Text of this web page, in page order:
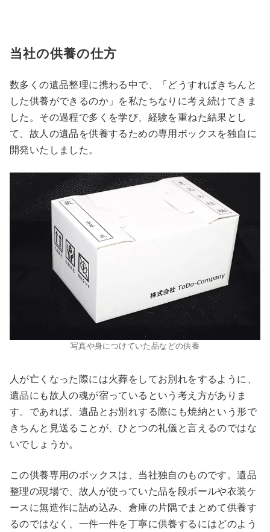
当社の供養の仕方
数多くの遺品整理に携わる中で、「どうすればきちんと
した供養ができるのか」を私たちなりに考え続けてきま
した。その過程で多くを学び、経験を重ねた結果とし
て、故人の遺品を供養するための専用ボックスを独自に
開発いたしました。
写真や身につけていた品などの供養
人が亡くなった際には火葬をしてお別れをするように、
遺品にも故人の魂が宿っているという考え方がありま
す。であれば、遺品とお別れする際にも焼納という形で
きちんと見送ることが、ひとつの礼儀と言えるのではな
いでしょうか。
この供養専用のボックスは、当社独自のものです。遺品
整理の現場で、故人が使っていた品を段ボールや衣装ケ
ースに無造作に詰め込み、倉庫の片隅でまとめて供養す
るのではなく、一件一件を丁寧に供養するにはどのよう